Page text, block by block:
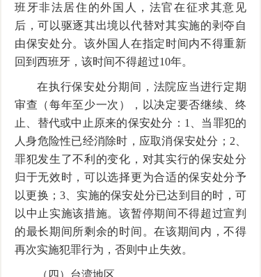
班牙非法居住的外国人，法官在征求其意见
后，可以驱逐其出境以代替对其实施的剥夺自
由保安处分。该外国人在指定时间内不得重新
回到西班牙，该时间不得超过10年。
在执行保安处分期间，法院应当进行定期
审查（每年至少一次），以决定要否继续、终
止、替代或中止原来的保安处分：1、当罪犯的
人身危险性已经消除时，应取消保安处分；2、
罪犯发生了不利的变化，对其实行的保安处分
归于无效时，可以选择更为合适的保安处分予
以更换；3、实施的保安处分已达到目的时，可
以中止实施该措施。该暂停期间不得超过宣判
的最长期间所剩余的时间。在该期间内，不得
再次实施犯罪行为，否则中止失效。